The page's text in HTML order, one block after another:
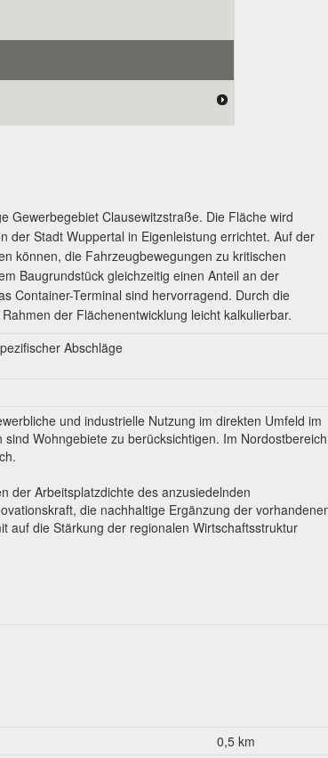
Gewerbegebiet Clausewitzstraße. Die Fläche wird
der Stadt Wuppertal in Eigenleistung errichtet. Auf der
können, die Fahrzeugbewegungen zu kritischen
Baugrundstück gleichzeitig einen Anteil an der
Container-Terminal sind hervorragend. Durch die
der Flächenentwicklung leicht kalkulierbar.
Abschläge
und industrielle Nutzung im direkten Umfeld im
Wohngebiete zu berücksichtigen. Im Nordostbereich
der Arbeitsplatzdichte des anzusiedelnden
die nachhaltige Ergänzung der
auf die Stärkung der regionalen Wirtschaftsstruktur
0,5 km